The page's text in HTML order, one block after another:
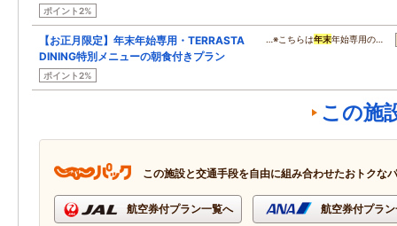
ポイント2%
【お正月限定】年末年始専用・TERRASTA
DINING特別メニューの朝食付きプラン
ポイント2%
…※こちらは年末年始専用の…
この施
この施設と交通手段を自由に組み合わせたおトクな
航空券付プラン一覧へ 航空券付プラ